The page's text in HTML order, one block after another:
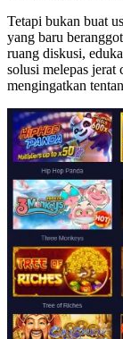
Tetapi bukan buat
yang baru
ruang diskusi,
solusi melepas
mengingatkan